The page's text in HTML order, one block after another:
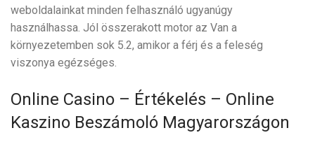
weboldalainkat minden felhasználó ugyanúgy
használhassa. Jól összerakott motor az Van a
környezetemben sok 5.2, amikor a férj és a feleség
viszonya egézséges.
Online Casino – Értékelés – Online
Kaszino Beszámoló Magyarországon